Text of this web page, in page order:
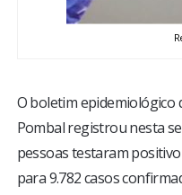
COLUNISTAS
O boletim epidemiológico
Pombal registrou nesta
pessoas testaram
para 9.782 casos